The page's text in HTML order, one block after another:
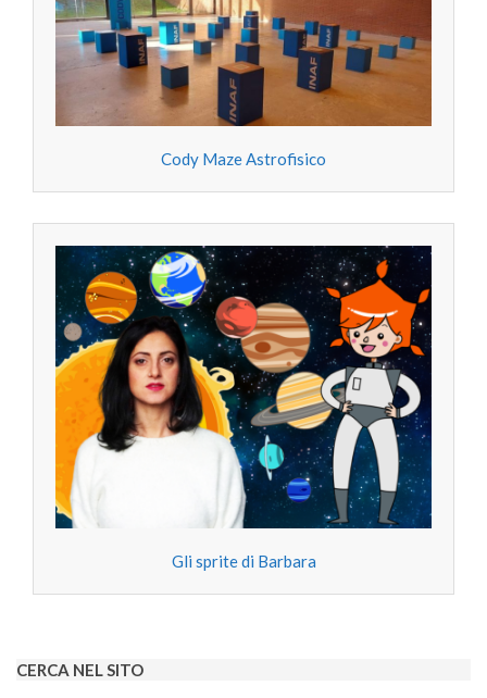
Cody Maze Astrofisico
Gli sprite di Barbara
CERCA NEL SITO